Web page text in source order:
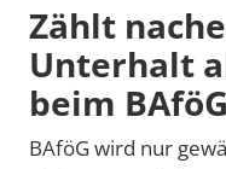
Zählt
Unterhalt
beim
BAföG wird nur